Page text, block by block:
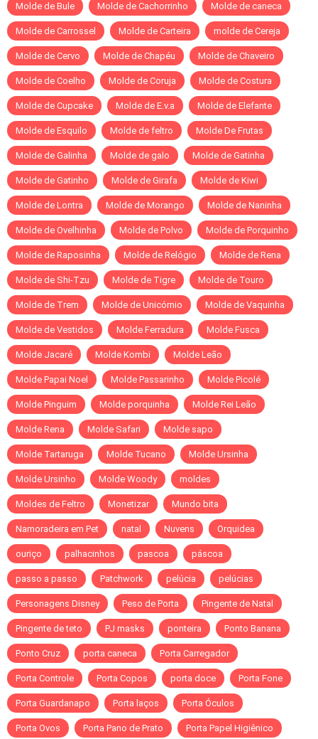
Molde de Bule Molde de Cachorrinho Molde de caneca
Molde de Carrossel Molde de Carteira molde de Cereja
Molde de Cervo Molde de Chapéu Molde de Chaveiro
Molde de Coelho Molde de Coruja Molde de Costura
Molde de Cupcake Molde de E.v.a Molde de Elefante
Molde de Esquilo Molde de feltro Molde De Frutas
Molde de Galinha Molde de galo Molde de Gatinha
Molde de Gatinho Molde de Girafa Molde de Kiwi
Molde de Lontra Molde de Morango Molde de Naninha
Molde de Ovelhinha Molde de Polvo Molde de Porquinho
Molde de Raposinha Molde de Relógio Molde de Rena
Molde de Shi-Tzu Molde de Tigre Molde de Touro
Molde de Trem Molde de Unicórnio Molde de Vaquinha
Molde de Vestidos Molde Ferradura Molde Fusca
Molde Jacaré Molde Kombi Molde Leão
Molde Papai Noel Molde Passarinho Molde Picolé
Molde Pinguim Molde porquinha Molde Rei Leão
Molde Rena Molde Safari Molde sapo
Molde Tartaruga Molde Tucano Molde Ursinha
Molde Ursinho Molde Woody moldes
Moldes de Feltro Monetizar Mundo bita
Namoradeira em Pet natal Nuvens Orquidea
ouriço palhacinhos pascoa páscoa
passo a passo Patchwork pelúcia pelúcias
Personagens Disney Peso de Porta Pingente de Natal
Pingente de teto PJ masks ponteira Ponto Banana
Ponto Cruz porta caneca Porta Carregador
Porta Controle Porta Copos porta doce Porta Fone
Porta Guardanapo Porta laços Porta Óculos
Porta Ovos Porta Pano de Prato Porta Papel Higiênico